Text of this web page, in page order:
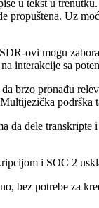
u tekst u
propuštena. Uz
ovi mogu
interakcije sa
brzo pronađu
da dele
i SOC 2
bez potrebe za